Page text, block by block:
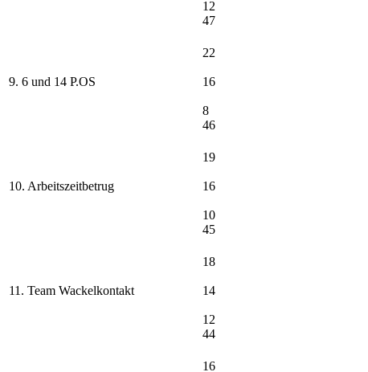
12
47
9. 6 und 14 P.OS
22
16
8
46
10. Arbeitszeitbetrug
19
16
10
45
11. Team Wackelkontakt
18
14
12
44
16